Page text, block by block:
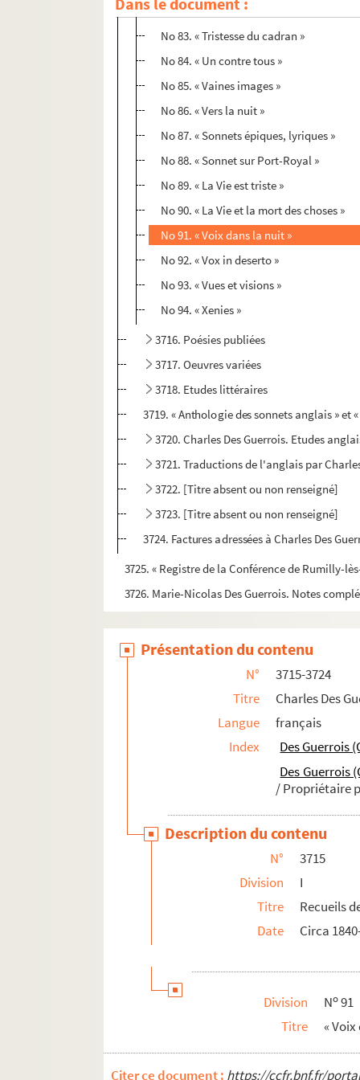
No 82. « Terre ne vaut »
No 83. « Tristesse du cadran »
No 84. « Un contre tous »
No 85. « Vaines images »
No 86. « Vers la nuit »
No 87. « Sonnets épiques, lyriques »
No 88. « Sonnet sur Port-Royal »
No 89. « La Vie est triste »
No 90. « La Vie et la mort des choses »
No 91. « Voix dans la nuit »
No 92. « Vox in deserto »
No 93. « Vues et visions »
No 94. « Xenies »
3716. Poésies publiées
3717. Oeuvres variées
3718. Etudes littéraires
3719. « Anthologie des sonnets anglais »
3720. Charles Des Guerrois. Etudes
3721. Traductions de l'anglais par
3722. [Titre absent ou non renseigné]
3723. [Titre absent ou non renseigné]
3724. Factures adressées à Charles Des
3725. « Registre de la Conférence de Rumilly-
3726. Marie-Nicolas Des Guerrois. Notes
Présentation du contenu
N°
3715-3724
Titre
Charles Des
Langue
français
Index
Des Guerrois
Des Guerrois
/ Propriétaire
Description du contenu
N°
3715
Division
I
Titre
Recueils
Date
Circa
Division No91
Titre
«
Citer ce document : https://ccfr.bnf.fr/